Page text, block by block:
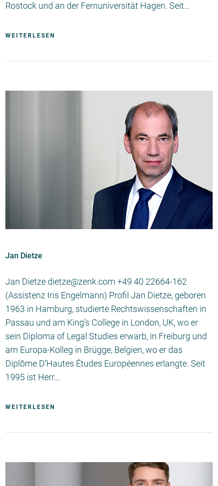
Rostock und an der Fernuniversität Hagen. Seit…
WEITERLESEN
Jan Dietze
Jan Dietze dietze@zenk.com +49 40 22664-162
(Assistenz Iris Engelmann) Profil Jan Dietze, geboren
1963 in Hamburg, studierte Rechtswissenschaften in
Passau und am King’s College in London, UK, wo er
sein Diploma of Legal Studies erwarb, in Freiburg und
am Europa-Kolleg in Brügge, Belgien, wo er das
Diplôme D‘Hautes Études Européennes erlangte. Seit
1995 ist Herr…
WEITERLESEN